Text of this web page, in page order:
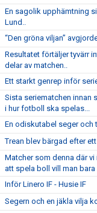
En sagolik upphämtning
Lund..
“Den gröna viljan”
Resultatet förtäljer tyvärr
delar av matchen..
Ett starkt genrep inför
Sista seriematchen innan
i hur fotboll ska spelas...
En odiskutabel seger och
Trean blev bärgad efter
Matcher som denna där
att spela boll vill man
Inför Linero IF - Husie IF
Segern och en jäkla vilja